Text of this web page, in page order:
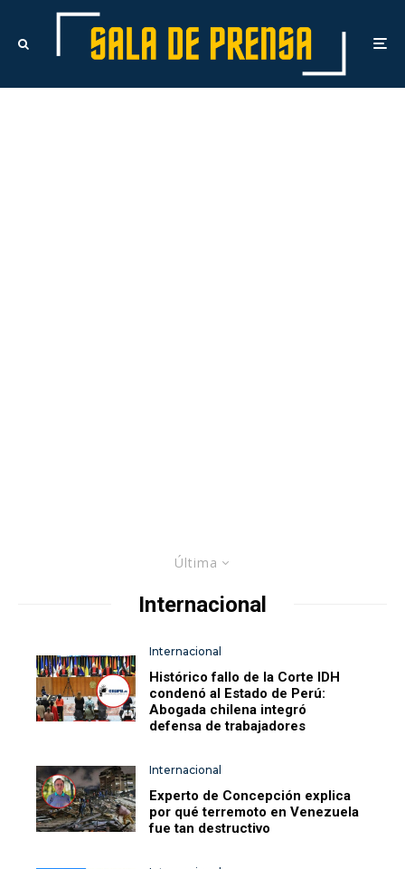
Última
Internacional
Internacional
Histórico fallo de la Corte IDH
condenó al Estado de Perú:
Abogada chilena integró
defensa de trabajadores
Internacional
Experto de Concepción explica
por qué terremoto en Venezuela
fue tan destructivo